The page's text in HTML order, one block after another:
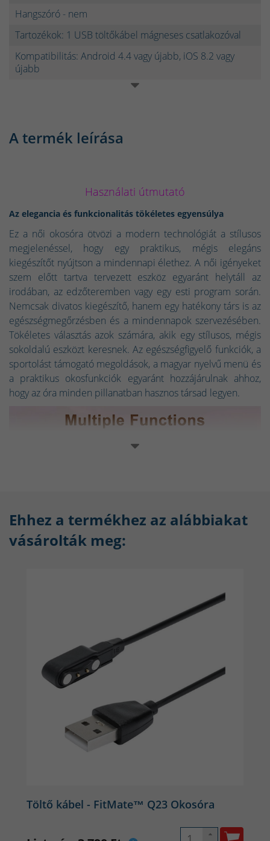
Hangszóró - nem
Tartozékok: 1 USB töltőkábel mágneses csatlakozóval
Kompatibilitás: Android 4.4 vagy újabb, iOS 8.2 vagy
újabb
A termék leírása
Használati útmutató
Az elegancia és funkcionalitás tökéletes egyensúlya
Ez a női okosóra ötvözi a modern technológiát a stílusos
megjelenéssel, hogy egy praktikus, mégis elegáns
kiegészítőt nyújtson a mindennapi élethez. A női igényeket
szem előtt tartva tervezett eszköz egyaránt helytáll az
irodában, az edzőteremben vagy egy esti program során.
Nemcsak divatos kiegészítő, hanem egy hatékony társ is az
egészségmegőrzésben és a mindennapok szervezésében.
Tökéletes választás azok számára, akik egy stílusos, mégis
sokoldalú eszközt keresnek. Az egészségfigyelő funkciók, a
sportolást támogató megoldások, a magyar nyelvű menü és
a praktikus okosfunkciók egyaránt hozzájárulnak ahhoz,
hogy az óra minden pillanatban hasznos társad legyen.
Hosszú Akkumulátor-üzemidő
Az akkumulátora akár 5-7 napig is bírja egyetlen töltéssel,
így nem kell folyamatosan a töltés miatt aggódnod, ami
rendkívül kényelmes a mindennapi használat során. Az
energiatakarékos működés nemcsak a hosszú üzemidőt
biztosítja, hanem azt is, hogy az óra hosszú távon
Kifinomult dizájn, kényelmes viselet
megjelenést kölcsönöz. A könnyű anyaghasználat és az
Ehhez a termékhez az alábbiakat
vásárolták meg:
Töltő kábel - FitMate™ Q23 Okosóra